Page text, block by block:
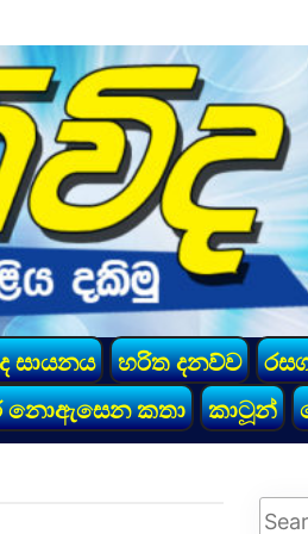
සායනය හරිත දනව්ව
නොඇසෙන කතා කාටූන්